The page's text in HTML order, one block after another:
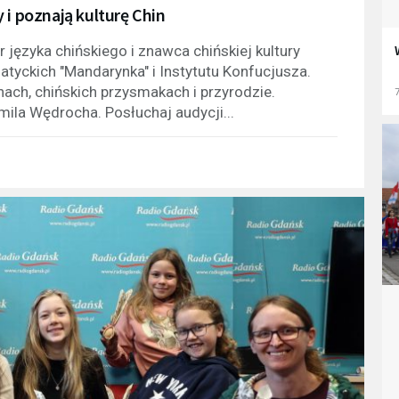
poznają kulturę Chin
języka chińskiego i znawca chińskiej kultury
"Mandarynka" i Instytutu Konfucjusza.
chińskich przysmakach i przyrodzie.
Wędrocha. Posłuchaj audycji...